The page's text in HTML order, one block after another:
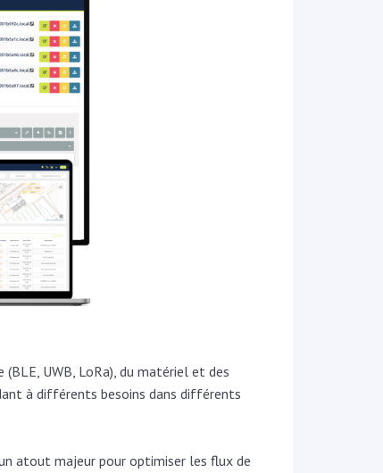
UWB, LoRa), du matériel et des
à différents besoins dans différents
atout majeur pour optimiser les flux de